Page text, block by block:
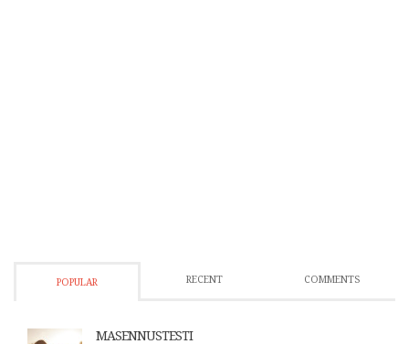
POPULAR RECENT COMMENTS
MASENNUSTESTI